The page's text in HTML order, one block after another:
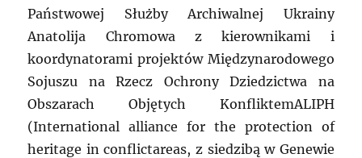
Państwowej Służby Archiwalnej Ukrainy
Anatolija Chromowa z kierownikami i
koordynatorami projektów Międzynarodowego
Sojuszu na Rzecz Ochrony Dziedzictwa na
Obszarach Objętych KonfliktemALIPH
(International alliance for the protection of
heritage in conflictareas, z siedzibą w Genewie